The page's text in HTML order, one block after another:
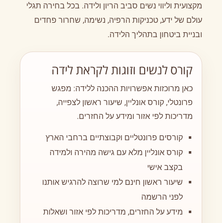
מקצועית וליווי נשים סביב הריון ולידה. בכל בחירה תגלי
עולם של ידע, טכניקות הרפיה, נשימה, שחרור פחדים
ובניית ביטחון בתהליך הלידה.
קורס לנשים וזוגות לקראת לידה
כאן מרוכזות אפשרויות ההכנה ללידה: מפגש
פרונטלי, קורס אונליין, שיעור ראשון לצפייה,
מדריכות לפי אזור ומידע על החזרים.
קורסים פרונטליים וקבוצתיים ברחבי הארץ
קורס אונליין מלא עם גישה מהירה ולמידה
בקצב אישי
שיעור ראשון חינם למי שרוצה להרגיש אותנו
לפני הרשמה
מידע על החזרים, מדריכות לפי אזור ושאלות